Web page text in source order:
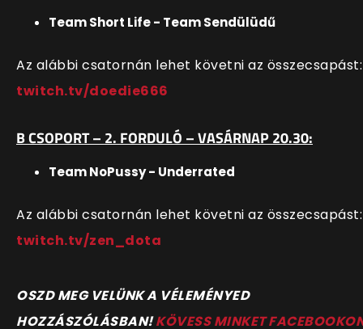
Team Short Life - Team Sendülüdű
Az alábbi csatornán lehet követni az összecsapást:
twitch.tv/doedie666
B CSOPORT – 2. FORDULÓ – VASÁRNAP 20.30:
Team NoPussy - Underrated
Az alábbi csatornán lehet követni az összecsapást:
twitch.tv/zen_dota
OSZD MEG VELÜNK A VÉLEMÉNYED
HOZZÁSZÓLÁSBAN!KÖVESS MINKET